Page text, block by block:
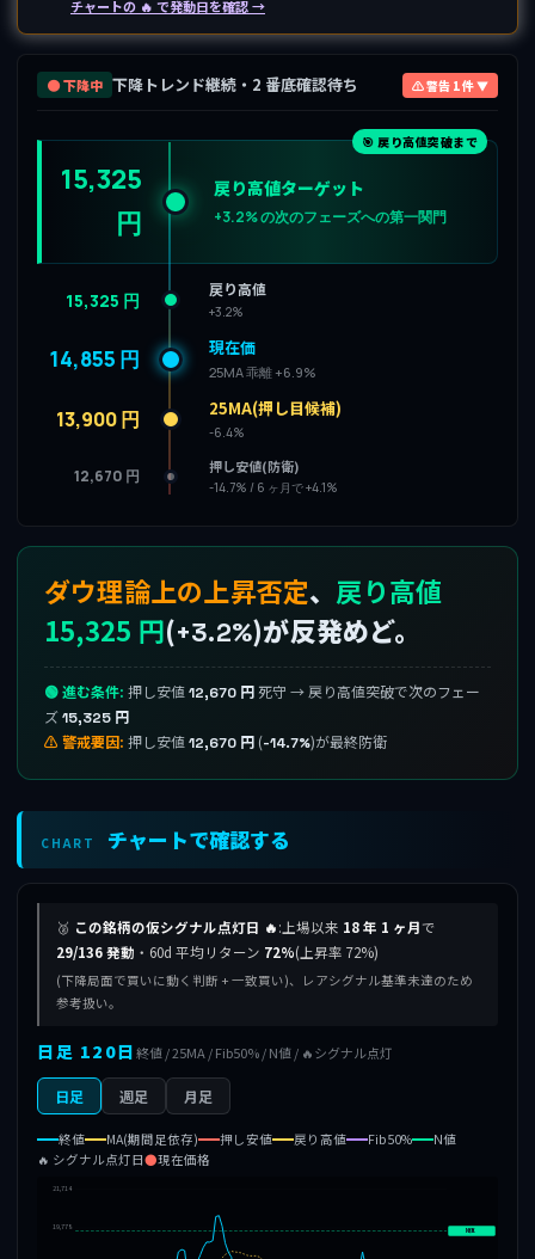
チャートの 🔥 で発動日を確認 →
🟤 下降中 下降トレンド継続・2 番底確認待ち ⚠ 警告 1 件 ▼
🎯 戻り高値突破まで
15,325
円
戻り高値ターゲット
+3.2% の次のフェーズへの第一関門
15,325 円 戻り高値
+3.2%
14,855 円 現在価
25MA 乖離 +6.9%
13,900 円 25MA(押し目候補)
-6.4%
12,670 円 押し安値(防衛)
-14.7% / 6 ヶ月で +4.1%
ダウ理論上の上昇否定、 戻り高値
15,325 円(+3.2%)が反発めど。
🟢 進む条件: 押し安値12,670 円 死守 → 戻り高値突破で次のフェー
ズ15,325 円
⚠ 警戒要因: 押し安値12,670 円 (-14.7%)が最終防衛
CHART チャートで確認する
🥈 この銘柄の仮シグナル点灯日 🔥:上場以来 18 年 1 ヶ月で
29/136 発動 ・60d 平均リターン 72%(上昇率 72%)
(下降局面で買いに動く判断 + 一致買い)、レアシグナル基準未達のため
参考扱い。
日足 120日終値 / 25MA / Fib50% / N値 / 🔥シグナル点灯
日足 週足 月足
終値 MA(期間足依存) 押し安値 戻り高値 Fib50%
N値
🔥 シグナル点灯日●現在価格
21,714
19,778 N値